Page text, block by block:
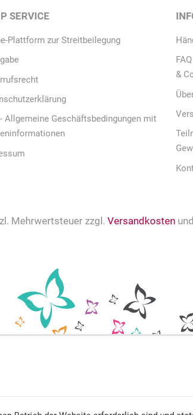
SERVICE
Plattform zur Streitbeilegung
Allgemeine Geschäftsbedingungen mit
&
Mehrwertsteuer zzgl. Versandkosten